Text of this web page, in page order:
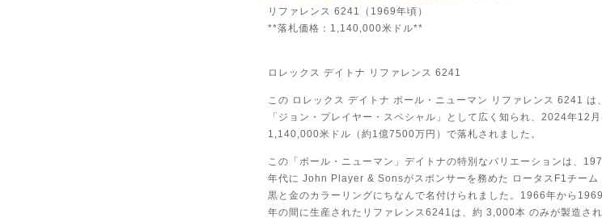
リファレンス 6241（1969年頃）
**落札価格：1,140,000米ドル**
ロレックス デイトナ リファレンス 6241
この ロレックス デイトナ ポール・ニューマン リファレンス 6241 は、
「ジョン・プレイヤー・スペシャル」として広く知られ、2024年12月
1,140,000米ドル（約1億7500万円）で落札されました。
この「ポール・ニューマン」デイトナの特別なバリエーションは、
年代に John Player & Sonsがスポンサーを務めた ロータスF1チーム
黒と金のカラーリングにちなんで名付けられました。1966年から1969
年の間に生産されたリファレンス6241は、約 3,000本 のみが製造され